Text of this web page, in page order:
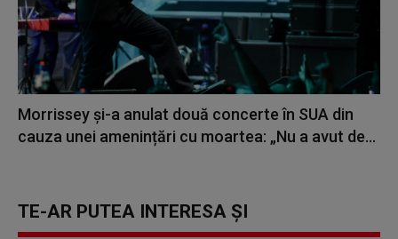
Morrissey şi-a anulat două concerte în SUA din
cauza unei amenințări cu moartea: „Nu a avut de...
TE-AR PUTEA INTERESA ȘI